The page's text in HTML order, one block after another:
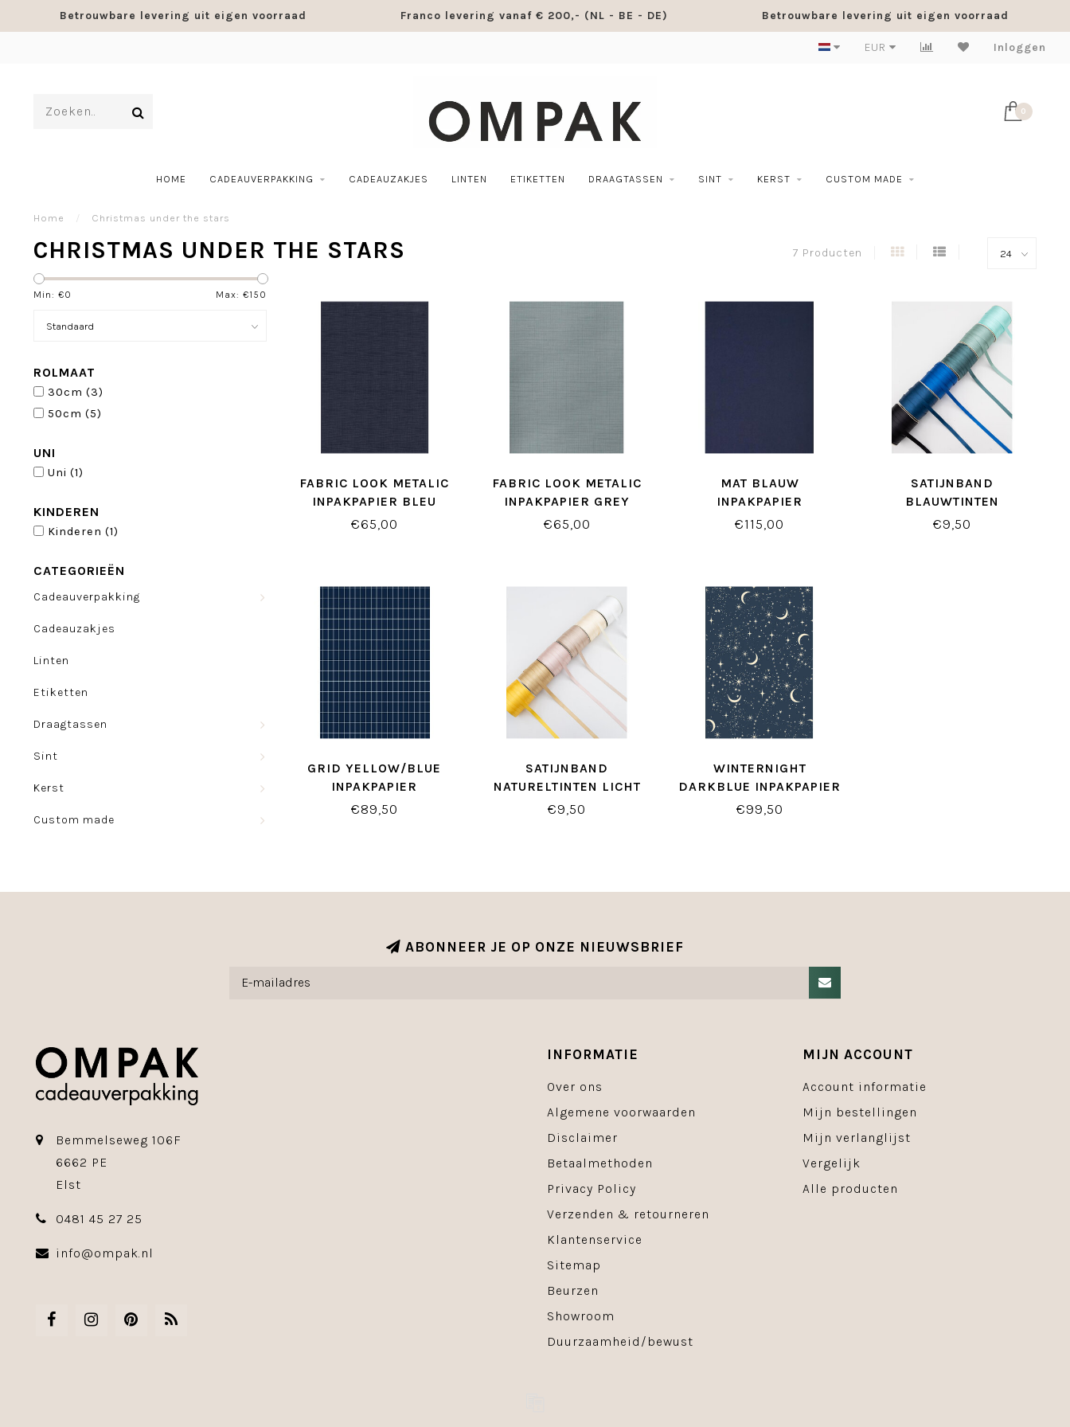
Betrouwbare levering uit eigen voorraad Franco levering vanaf € 200,- (NL - BE - DE) Betrouwbare levering uit eigen voorraad
EUR Inloggen
0
HOME CADEAUVERPAKKING CADEAUZAKJES LINTEN ETIKETTEN DRAAGTASSEN SINT KERST CUSTOM MADE
Home / Christmas under the stars
CHRISTMAS UNDER THE STARS 7 Producten
Min: €0 Max: €150
ROLMAAT
30cm (3)
50cm (5)
UNI
Uni (1)
KINDEREN
Kinderen (1)
CATEGORIEËN
Cadeauverpakking
Cadeauzakjes
Linten
Etiketten
Draagtassen
Sint
Kerst
Custom made
FABRIC LOOK METALIC
INPAKPAPIER BLEU
€65,00
FABRIC LOOK METALIC
INPAKPAPIER GREY
€65,00
MAT BLAUW
INPAKPAPIER
€115,00
SATIJNBAND
BLAUWTINTEN
€9,50
GRID YELLOW/BLUE
INPAKPAPIER
€89,50
SATIJNBAND
NATURELTINTEN LICHT
€9,50
WINTERNIGHT
DARKBLUE INPAKPAPIER
€99,50
ABONNEER JE OP ONZE NIEUWSBRIEF
Bemmelseweg 106F
6662 PE
Elst
0481 45 27 25
info@ompak.nl
INFORMATIE
Over ons
Algemene voorwaarden
Disclaimer
Betaalmethoden
Privacy Policy
Verzenden & retourneren
Klantenservice
Sitemap
Beurzen
Showroom
Duurzaamheid/bewust
MIJN ACCOUNT
Account informatie
Mijn bestellingen
Mijn verlanglijst
Vergelijk
Alle producten